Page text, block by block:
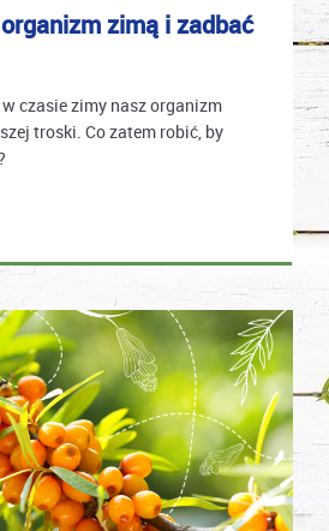
zimą i zadbać
w czasie zimy nasz organizm
troski. Co zatem robić, by